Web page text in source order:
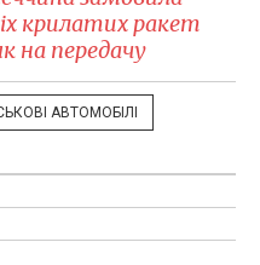
крилатих ракет
на передачу
АВТОМОБІЛІ